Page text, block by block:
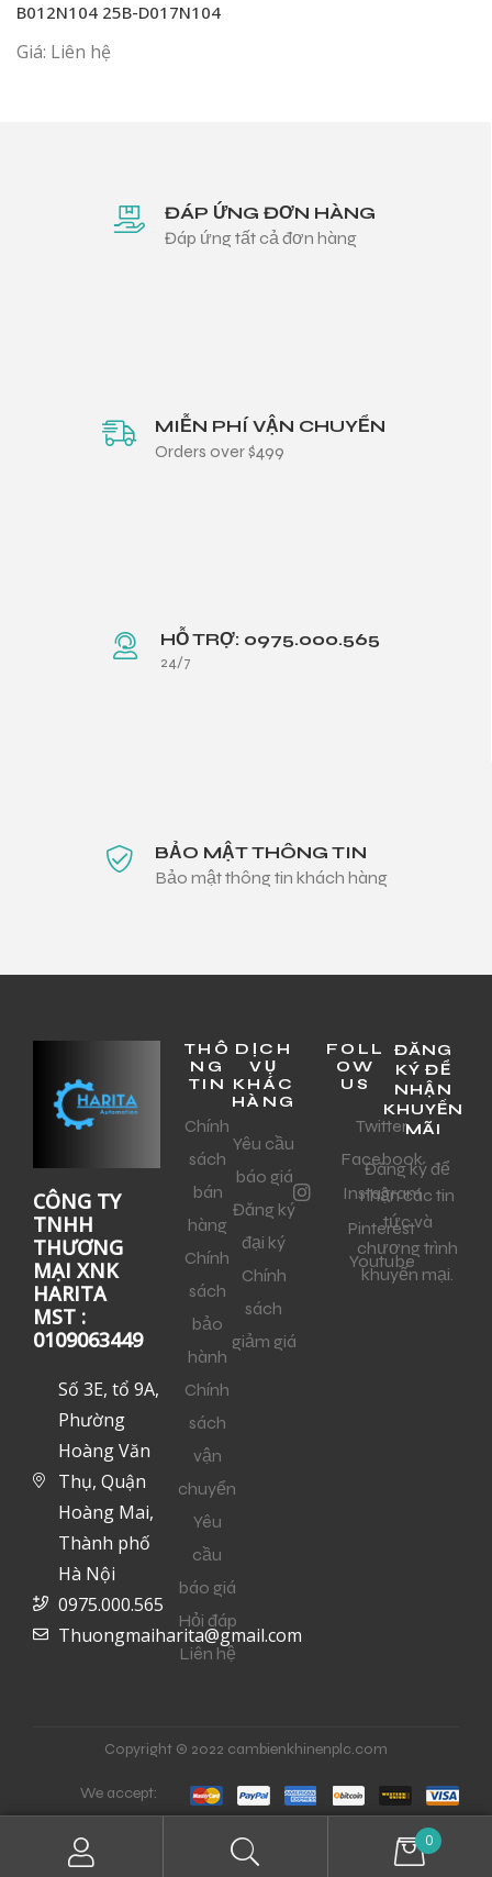
B012N104 25B-D017N104
Giá: Liên hệ
ĐÁP ỨNG ĐƠN HÀNG
Đáp ứng tất cả đơn hàng
MIỄN PHÍ VẬN CHUYỂN
Orders over $499
HỖ TRỢ: 0975.000.565
24/7
BẢO MẬT THÔNG TIN
Bảo mật thông tin khách hàng
CÔNG TY
TNHH
THƯƠNG
MẠI XNK
HARITA
MST :
0109063449
Số 3E, tổ 9A,
Phường
Hoàng Văn
Thụ, Quận
Hoàng Mai,
Thành phố
Hà Nội
0975.000.565
Thuongmaiharita@gmail.com
THÔ
NG
TIN
Chính
sách
bán
hàng
Chính
sách
bảo
hành
Chính
sách
vận
chuyển
Yêu
cầu
báo giá
Hỏi đáp
Liên hệ
DỊCH
VỤ
KHÁC
HÀNG
Yêu cầu
báo giá
Đăng ký
đại ký
Chính
sách
giảm giá
FOLL
OW
US
Twitter
Facebook
Instagram
Pinterest
Youtube
ĐĂNG
KÝ ĐỂ
NHẬN
KHUYẾN
MÃI
Đăng ký để
nhận các tin
tức và
chương trình
khuyến mại.
Copyright © 2022 cambienkhinenplc.com
We accept:
0